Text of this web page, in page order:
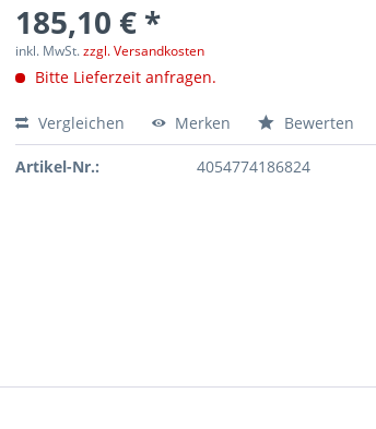
185,10 € *
inkl. MwSt.zzgl. Versandkosten
Bitte Lieferzeit anfragen.
Vergleichen Merken Bewerten
Artikel-Nr.: 4054774186824